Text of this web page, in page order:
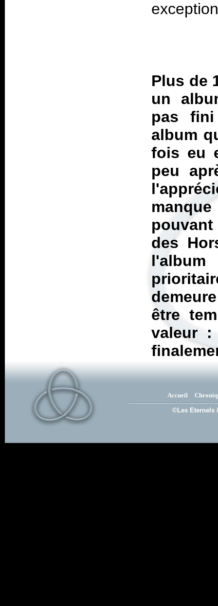
Plus de
un
pas
album
fois eu
peu
des
être
valeur :
Accueil
©Les Eternels